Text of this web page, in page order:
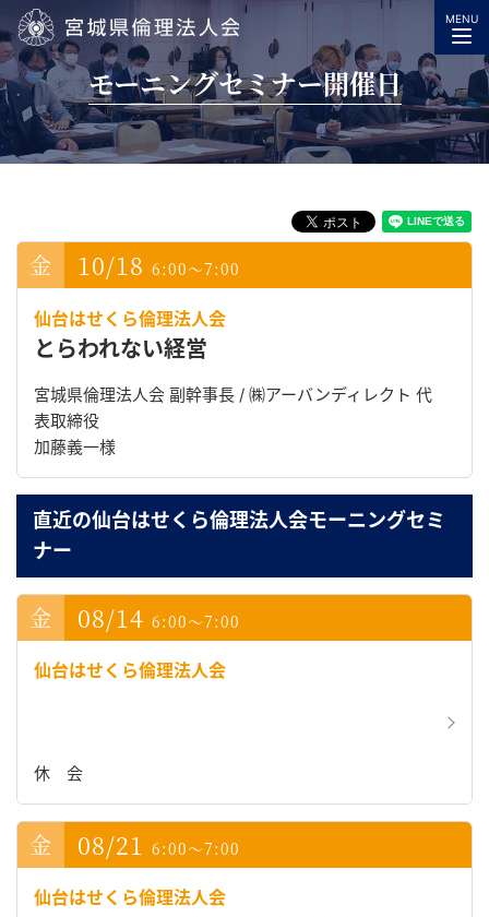
宮城県倫理法人会
MENU
モーニングセミナー開催日
10/18 6:00～7:00
仙台はせくら倫理法人会
とらわれない経営
宮城県倫理法人会 副幹事長 / ㈱アーバンディレクト 代
表取締役
加藤義一様
直近の仙台はせくら倫理法人会モーニングセミ
ナー
08/14 6:00～7:00
仙台はせくら倫理法人会
休 会
08/21 6:00～7:00
仙台はせくら倫理法人会